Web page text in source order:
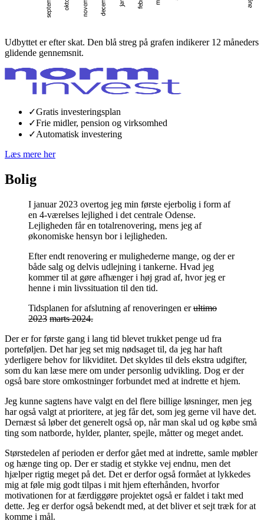
Udbyttet er efter skat. Den blå streg på grafen indikerer 12 måneders
glidende gennemsnit.
✓Gratis investeringsplan
✓Frie midler, pension og virksomhed
✓Automatisk investering
Læs mere her
Bolig
I januar 2023 overtog jeg min første ejerbolig i form af
en 4-værelses lejlighed i det centrale Odense.
Lejligheden får en totalrenovering, mens jeg af
økonomiske hensyn bor i lejligheden.
Efter endt renovering er mulighederne mange, og der er
både salg og delvis udlejning i tankerne. Hvad jeg
kommer til at gøre afhænger i høj grad af, hvor jeg er
henne i min livssituation til den tid.
Tidsplanen for afslutning af renoveringen erultimo
2023 marts 2024.
Der er for første gang i lang tid blevet trukket penge ud fra
porteføljen. Det har jeg set mig nødsaget til, da jeg har haft
yderligere behov for likviditet. Det skyldes til dels ekstra udgifter,
som du kan læse mere om under personlig udvikling. Dog er der
også bare store omkostninger forbundet med at indrette et hjem.
Jeg kunne sagtens have valgt en del flere billige løsninger, men jeg
har også valgt at prioritere, at jeg får det, som jeg gerne vil have det.
Dernæst så løber det generelt også op, når man skal ud og købe små
ting som natborde, hylder, planter, spejle, måtter og meget andet.
Størstedelen af perioden er derfor gået med at indrette, samle møbler
og hænge ting op. Der er stadig et stykke vej endnu, men det
hjælper rigtig meget på det. Det er derfor også formået at lykkedes
mig at føle mig godt tilpas i mit hjem efterhånden, hvorfor
motivationen for at færdiggøre projektet også er faldet i takt med
dette. Jeg er derfor også bekendt med, at det bliver et sejt træk for at
komme i mål.